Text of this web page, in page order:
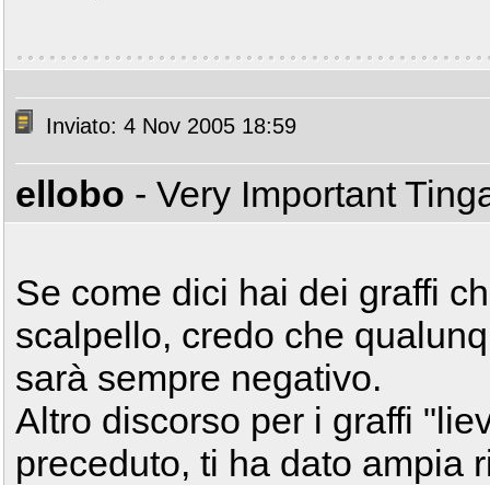
Inviato: 4 Nov 2005 18:59
ellobo - Very Important
Se come dici hai dei graffi
scalpello, credo che
sarà sempre negativo.
Altro discorso per i graffi
preceduto, ti ha dato ampia